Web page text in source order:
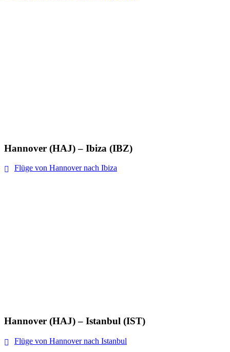
Hannover (HAJ) – Ibiza (IBZ)
Flüge von Hannover nach Ibiza
Hannover (HAJ) – Istanbul (IST)
Flüge von Hannover nach Istanbul